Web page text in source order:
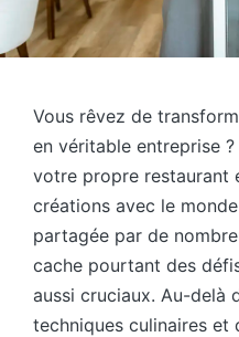
Vous rêvez de
en véritable entreprise
votre propre restaurant
créations avec le
partagée par de
cache pourtant des
aussi cruciaux. Au-delà
techniques culinaires et